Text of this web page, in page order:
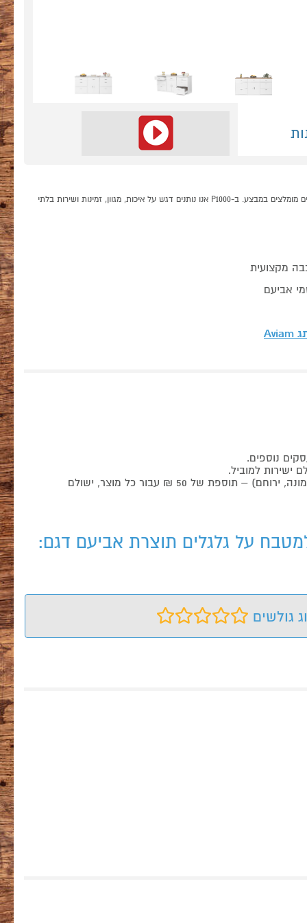
אי אחסון סטנדרטי גדול למטבח על גלגלים תוצרת אביעם קונים אונליין בקטגוריית אי למטבח במחלקת הכל למטבח בP1000 - אתר קניות ישראלי בטוח, משתלם ונוח המציע מוצרים מומלצים במבצע. ב-P1000 אנו נותנים דגש על איכות, מגוון, זמינות ושירות בלתי
מקצועית
אביעם
Aviam
משלוחים לישובים הנמצאים מעבר לקו הירוק, מזרחה לכביש 90 (רמת הגולן), עוטף עזה (דרומה מכביש 25), מעבר לבאר שבע (ערד, דימונה, ירוחם) – תוספת של 50 ₪ עבור כל מוצר, ישולם
על גלגלים תוצרת אביעם דגם:
גולשים